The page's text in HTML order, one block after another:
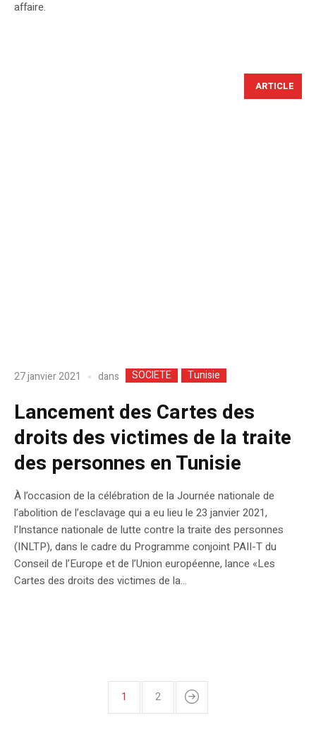
affaire.
ARTICLE
27 janvier 2021 dans SOCIETE Tunisie
Lancement des Cartes des
droits des victimes de la traite
des personnes en Tunisie
À l’occasion de la célébration de la Journée nationale de
l’abolition de l’esclavage qui a eu lieu le 23 janvier 2021,
l’Instance nationale de lutte contre la traite des personnes
(INLTP), dans le cadre du Programme conjoint PAII-T du
Conseil de l’Europe et de l’Union européenne, lance «Les
Cartes des droits des victimes de la...
1 2